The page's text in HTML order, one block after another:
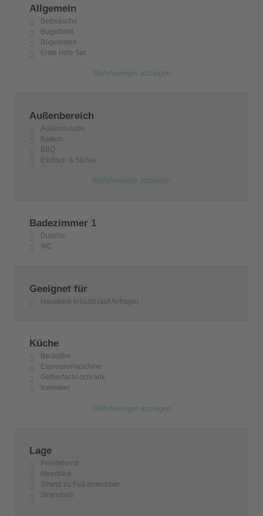
Allgemein
Bettwäsche
Bügelbrett
Bügeleisen
Erste Hilfe Set
Mehr/weniger anzeigen
Außenbereich
Außendusche
Balkon
BBQ
Esstisch & Stühle
Mehr/weniger anzeigen
Badezimmer 1
Dusche
WC
Geeignet für
Haustiere erlaubt (auf Anfrage)
Küche
Backofen
Espressomaschine
Gefrierfach/-schrank
Icemaker
Mehr/weniger anzeigen
Lage
Freistehend
Meerblick
Strand zu Fuß erreichbar
Strandnah